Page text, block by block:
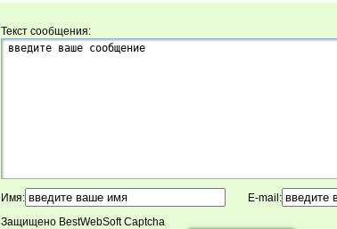
Текст сообщения:
Имя:
E-mail:
Защищено BestWebSoft Captcha